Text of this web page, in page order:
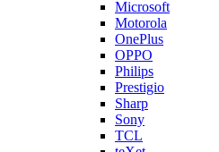
Microsoft
Motorola
OnePlus
OPPO
Philips
Prestigio
Sharp
Sony
TCL